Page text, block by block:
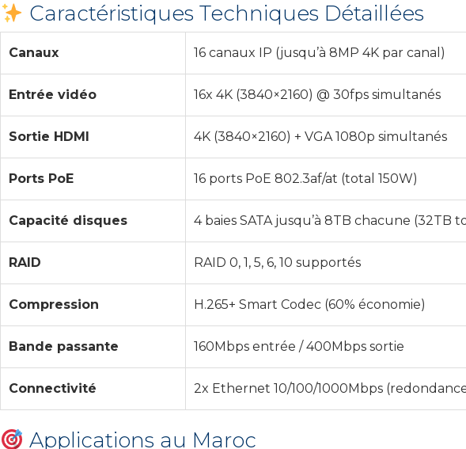
Caractéristiques Techniques Détaillées
Canaux 16 canaux IP (jusqu’à 8MP 4K par canal)
Entrée vidéo 16x 4K (3840×2160) @ 30fps simultanés
Sortie HDMI 4K (3840×2160) + VGA 1080p simultanés
Ports PoE 16 ports PoE 802.3af/at (total 150W)
Capacité disques 4 baies SATA jusqu’à 8TB chacune (32TB
RAID RAID 0, 1, 5, 6, 10 supportés
Compression H.265+ Smart Codec (60% économie)
Bande passante 160Mbps entrée / 400Mbps sortie
Connectivité 2x Ethernet 10/100/1000Mbps
Applications au Maroc